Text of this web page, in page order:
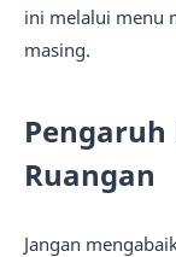
ini melalui menu
masing.
Ruangan
Jangan